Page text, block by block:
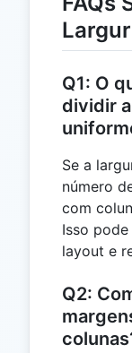
Q1: O
dividir
Se a
número
com
Isso
layout e
Q2: